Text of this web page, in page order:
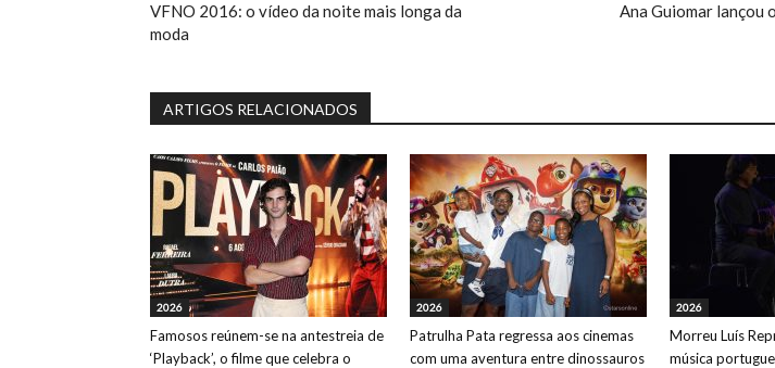
VFNO 2016: o vídeo da noite mais longa da
moda
Ana Guiomar lançou
ARTIGOS RELACIONADOS
2026
Famosos reúnem-se na antestreia de
‘Playback’, o filme que celebra o
2026
Patrulha Pata regressa aos cinemas
com uma aventura entre dinossauros
2026
Morreu Luís
música